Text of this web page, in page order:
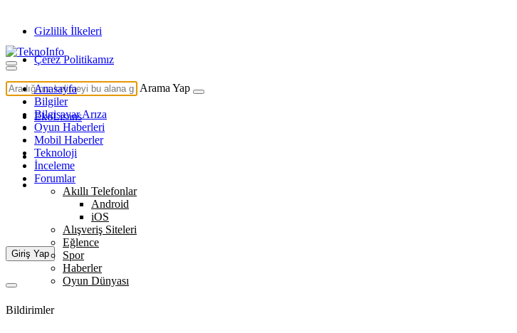
Gizlilik İlkeleri
Çerez Politikamız
İletişim
EkoLisans
Arama Yap
Giriş Yap
Bildirimler
Anasayfa
Bilgiler
Bilgisayar Arıza
Oyun Haberleri
Mobil Haberler
Teknoloji
İnceleme
Forumlar
Akıllı Telefonlar
Android
iOS
Alışveriş Siteleri
Eğlence
Spor
Haberler
Oyun Dünyası